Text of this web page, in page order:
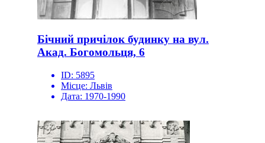
Бічний причілок будинку на вул.
Акад. Богомольця, 6
ID: 5895
Місце: Львів
Дата: 1970-1990